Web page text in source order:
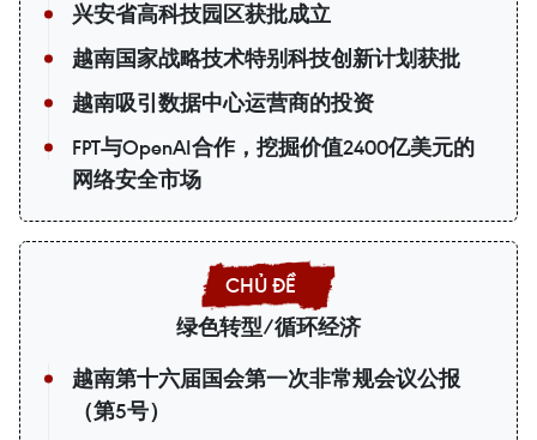
兴安省高科技园区获批成立
越南国家战略技术特别科技创新计划获批
越南吸引数据中心运营商的投资
FPT与OpenAI合作，挖掘价值2400亿美元的
网络安全市场
绿色转型/循环经济
越南第十六届国会第一次非常规会议公报
（第5号）